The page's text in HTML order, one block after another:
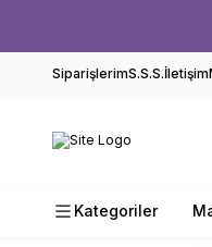
SiparişlerimS.S.S.İletişim
Kategoriler